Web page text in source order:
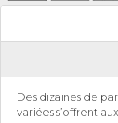
Des dizaines de
variées s’offrent